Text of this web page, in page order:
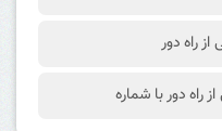
راه دور
راه دور با شماره